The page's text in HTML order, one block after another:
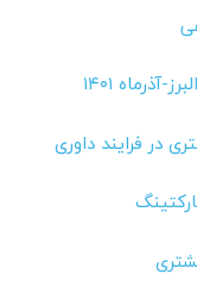
۱۴۰۱
در فرایند داوری